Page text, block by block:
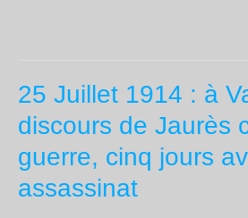
25 Juillet 1914 : à
discours de Jaurès
guerre, cinq jours
assassinat